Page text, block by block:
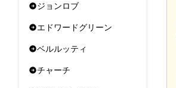
ジョンロブ
エドワードグリーン
ベルルッティ
チャーチ